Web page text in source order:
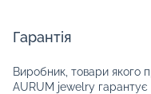
Гарантія
Виробник, товари якого
AURUM jewelry гарантує